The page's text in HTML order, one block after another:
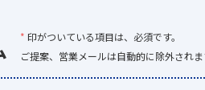
* 印がついている項目は、必須です。
ご提案、営業メールは自動的に除外されま